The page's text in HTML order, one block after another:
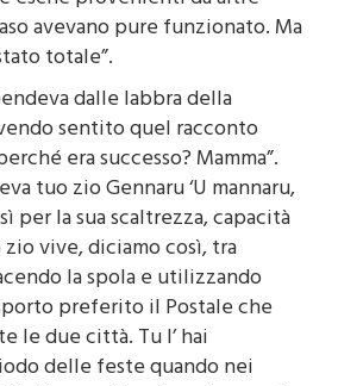
avevano pure funzionato. Ma
totale”.
dalle labbra della
sentito quel racconto
era successo? Mamma”.
tuo zio Gennaru ‘U mannaru,
per la sua scaltrezza, capacità
vive, diciamo così, tra
la spola e utilizzando
preferito il Postale che
le due città. Tu l’ hai
delle feste quando nei